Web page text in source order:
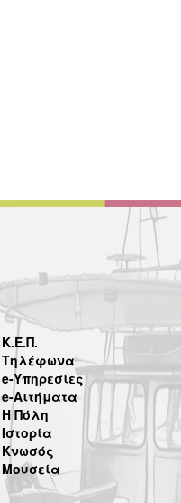
Κ.Ε.Π.
Τηλέφωνα
e-Υπηρεσίες
e-Αιτήματα
Η Πόλη
Ιστορία
Κνωσός
Μουσεία